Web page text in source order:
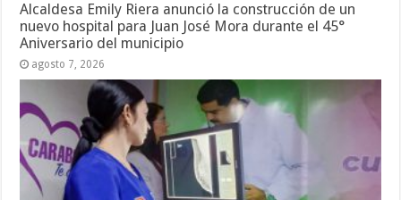
Alcaldesa Emily Riera anunció la construcción de un
nuevo hospital para Juan José Mora durante el 45°
Aniversario del municipio
agosto 7, 2026